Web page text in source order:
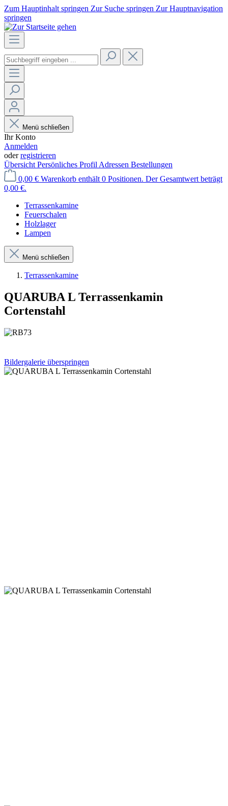
Zum Hauptinhalt springen Zur Suche springen Zur Hauptnavigation
springen
Menü schließen
Ihr Konto
Anmelden
oderregistrieren
Übersicht Persönliches Profil Adressen Bestellungen
0,00 € Warenkorb enthält 0 Positionen. Der Gesamtwert beträgt
0,00 €.
Terrassenkamine
Feuerschalen
Holzlager
Lampen
Menü schließen
Terrassenkamine
QUARUBA L Terrassenkamin
Cortenstahl
Bildergalerie überspringen